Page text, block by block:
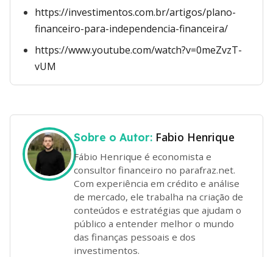
https://investimentos.com.br/artigos/plano-
financeiro-para-independencia-financeira/
https://www.youtube.com/watch?v=0meZvzT-
vUM
Sobre o Autor: Fabio Henrique
Fábio Henrique é economista e
consultor financeiro no parafraz.net.
Com experiência em crédito e análise
de mercado, ele trabalha na criação de
conteúdos e estratégias que ajudam o
público a entender melhor o mundo
das finanças pessoais e dos
investimentos.